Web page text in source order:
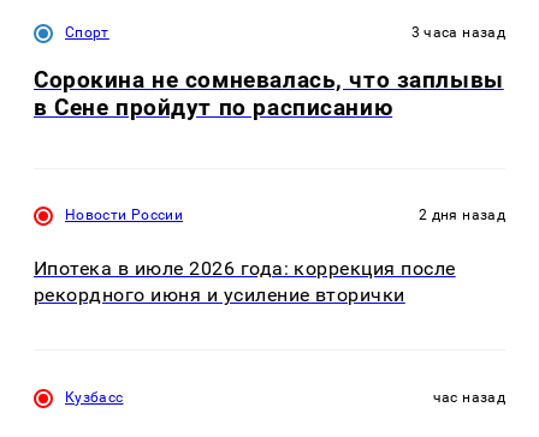
Спорт 3 часа назад
Сорокина не сомневалась, что заплывы
в Сене пройдут по расписанию
Новости России 2 дня назад
Ипотека в июле 2026 года: коррекция после
рекордного июня и усиление вторички
Кузбасс час назад